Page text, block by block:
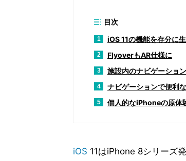
目次
1 iOS 11の機能を存分に
2 FlyoverもAR仕様に
3 施設内のナビゲーショ
4 ナビゲーションで便利
5 個人的なiPhoneの原体
iOS 11はiPhone 8シリーズ